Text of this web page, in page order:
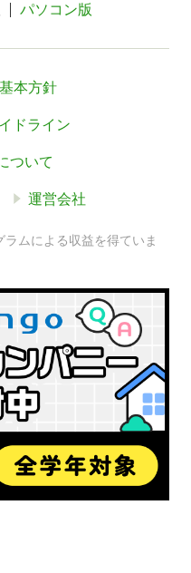
パソコン版
本方針
ドライン
ついて
運営会社
ムによる収益を得ていま